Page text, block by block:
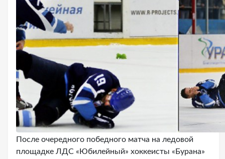
После очередного победного матча на ледовой
площадке ЛДС «Юбилейный» хоккеисты «Бурана»